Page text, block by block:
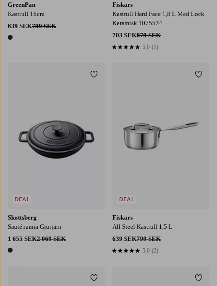
GreenPan
Kastrull 16cm
639 SEK799 SEK
1 färg
Fiskars
Kastrull Hard Face 1,8 L Med Lock
Keramisk 1075524
703 SEK879 SEK
5,0 baserat på 1 st betyg
5,0 (1)
Skottsberg
Sautépanna Gjutjärn
1 655 SEK2 069 SEK
1 färg
DEAL
Lägg till i favoriter
Fiskars
All Steel Kastrull 1,5 L
639 SEK799 SEK
5,0 baserat på 2 st betyg
5,0 (2)
DEAL
Lägg till i favoriter